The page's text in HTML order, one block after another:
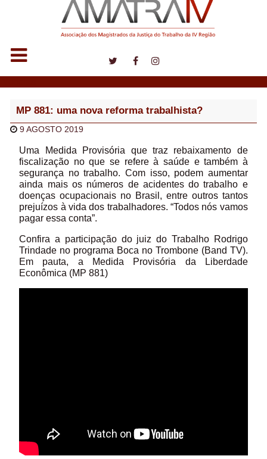
MP 881: uma nova reforma trabalhista?
9 AGOSTO 2019
Uma Medida Provisória que traz rebaixamento de
fiscalização no que se refere à saúde e também à
segurança no trabalho. Com isso, podem aumentar
ainda mais os números de acidentes do trabalho e
doenças ocupacionais no Brasil, entre outros tantos
prejuízos à vida dos trabalhadores. “Todos nós vamos
pagar essa conta”.
Confira a participação do juiz do Trabalho Rodrigo
Trindade no programa Boca no Trombone (Band TV).
Em pauta, a Medida Provisória da Liberdade
Econômica (MP 881)